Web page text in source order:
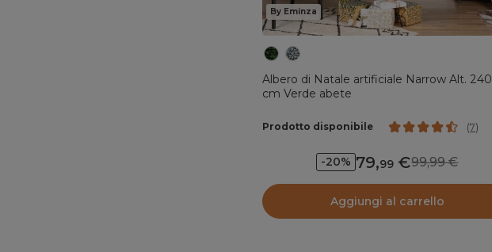
By Eminza
Albero di Natale artificiale Narrow Alt. 240
cm Verde abete
Prodotto disponibile (7)
-20% 79,99 99,99
Aggiungi al carrello